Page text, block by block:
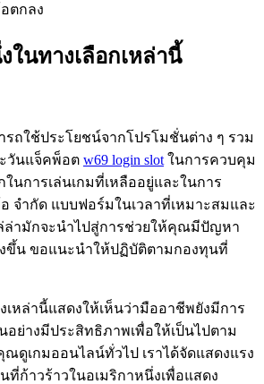
ตกลง
ในทางเลือกเหล่านี้
ถใช้ประโยชน์จากโปรโมชั่นต่าง ๆ รวม
วันแจ็คพ็อต w69 login slot ในการควบคุม
นการเล่นเกมที่เหลืออยู่และในการ
จำกัด แบบฟอร์มในเวลาที่เหมาะสมและ
ล่ามักจะนำไปสู่การช่วยให้คุณมีปัญหา
ขึ้น ขอแนะนำให้ปฏิบัติตามกองทุนที่
เหล่านี้แสดงให้เห็นว่ามืออาชีพยังมีการ
อย่างมีประสิทธิภาพเพื่อให้เป็นไปตาม
ณดูเกมออนไลน์ทั่วไป เราได้จัดแสดงแรง
ที่ก้าวร้าวในอเมริกาหนึ่งเพื่อแสดง